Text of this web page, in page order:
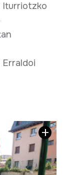
Iturriotzko